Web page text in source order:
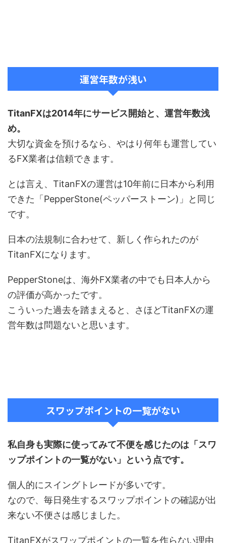
運営年数が浅い
TitanFXは2014年にサービス開始と、運営年数浅
め。
大切な資金を預けるなら、やはり何年も運営してい
るFX業者は信頼できます。
とは言え、TitanFXの運営は10年前に日本から利用
できた「PepperStone(ペッパーストーン)」と同じ
です。
日本の法規制に合わせて、新しく作られたのが
TitanFXになります。
PepperStoneは、海外FX業者の中でも日本人から
の評価が高かったです。
こういった過去を踏まえると、さほどTitanFXの運
営年数は問題ないと思います。
スワップポイントの一覧がない
私自身も実際に使ってみて不便を感じたのは「スワ
ップポイントの一覧がない」という点です。
個人的にスイングトレードが多いです。
なので、毎日発生するスワップポイントの確認が出
来ない不便さは感じました。
TitanFXがスワップポイントの一覧を作らない理由